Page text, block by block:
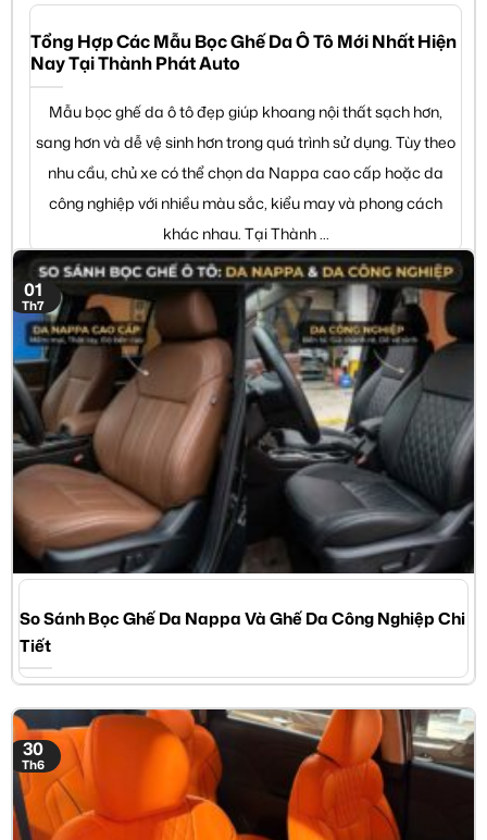
Tổng Hợp Các Mẫu Bọc Ghế Da Ô Tô Mới Nhất Hiện
Nay Tại Thành Phát Auto
Mẫu bọc ghế da ô tô đẹp giúp khoang nội thất sạch hơn,
sang hơn và dễ vệ sinh hơn trong quá trình sử dụng. Tùy theo
nhu cầu, chủ xe có thể chọn da Nappa cao cấp hoặc da
công nghiệp với nhiều màu sắc, kiểu may và phong cách
khác nhau. Tại Thành ...
So Sánh Bọc Ghế Da Nappa Và Ghế Da Công Nghiệp Chi
Tiết
01
Th7
30
Th6